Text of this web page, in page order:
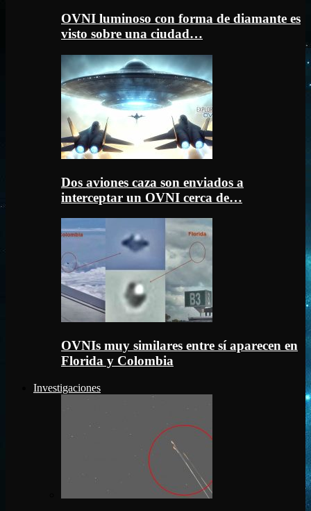
OVNI luminoso con forma de diamante es
visto sobre una ciudad…
Dos aviones caza son enviados a
interceptar un OVNI cerca de…
OVNIs muy similares entre sí aparecen en
Florida y Colombia
Investigaciones